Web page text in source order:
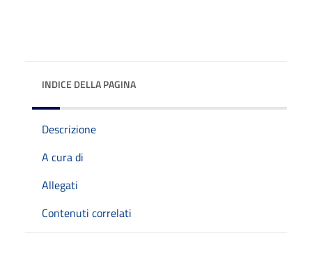
INDICE DELLA PAGINA
Descrizione
A cura di
Allegati
Contenuti correlati